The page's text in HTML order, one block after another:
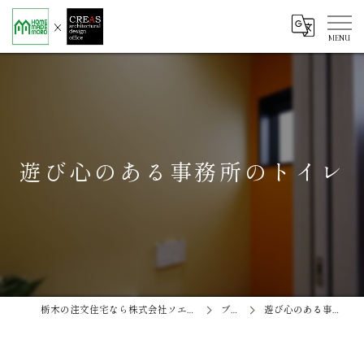
遊び心のある事務所のトイレ
栃木の注文住宅なら株式会社ソエル ホームメイド茂呂 ブログ 遊び心のある事務所のトイレ